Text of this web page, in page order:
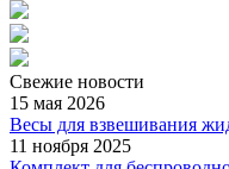
Свежие новости
15 мая 2026
Весы для взвешивания
11 ноября 2025